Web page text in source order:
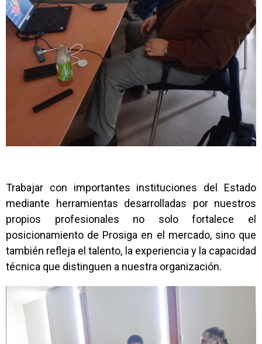
Trabajar con importantes instituciones del Estado
mediante herramientas desarrolladas por nuestros
propios profesionales no solo fortalece el
posicionamiento de Prosiga en el mercado, sino que
también refleja el talento, la experiencia y la capacidad
técnica que distinguen a nuestra organización.